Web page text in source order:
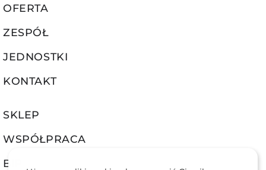
OFERTA
ZESPÓŁ
JEDNOSTKI
KONTAKT
SKLEP
WSPÓŁPRACA
BIP